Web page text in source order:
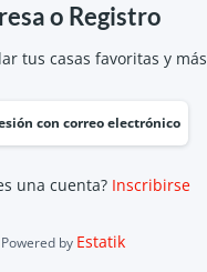
o Registro
tus casas favoritas y más
con correo electrónico
una cuenta? Inscribirse
Powered by Estatik